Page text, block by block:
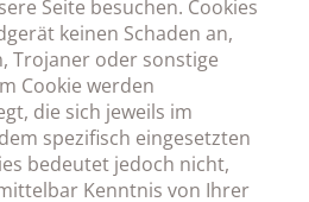
Seite besuchen. Cookies
keinen Schaden an,
Trojaner oder sonstige
Cookie werden
die sich jeweils im
spezifisch eingesetzten
bedeutet jedoch nicht,
Kenntnis von Ihrer